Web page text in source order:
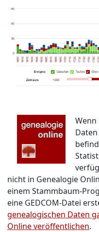
Wenn
nicht in Genealogie
einem Stammbaum-
eine GEDCOM-Datei
genealogischen Daten
Online veröffentlichen.